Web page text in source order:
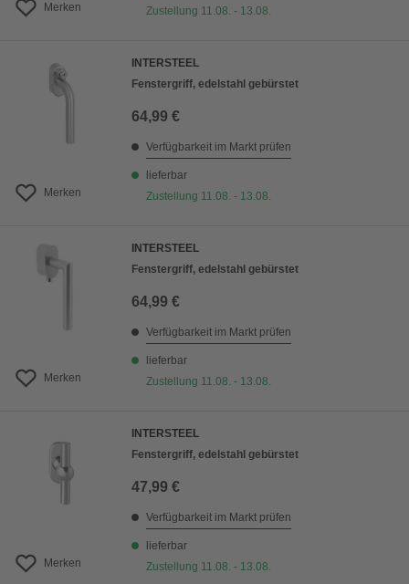
Merken
Zustellung 11.08. - 13.08.
Merken
INTERSTEEL
Fenstergriff, edelstahl gebürstet
64,99 €
Verfügbarkeit im Markt prüfen
lieferbar
Zustellung 11.08. - 13.08.
Merken
INTERSTEEL
Fenstergriff, edelstahl gebürstet
64,99 €
Verfügbarkeit im Markt prüfen
lieferbar
Zustellung 11.08. - 13.08.
Merken
INTERSTEEL
Fenstergriff, edelstahl gebürstet
47,99 €
Verfügbarkeit im Markt prüfen
lieferbar
Zustellung 11.08. - 13.08.